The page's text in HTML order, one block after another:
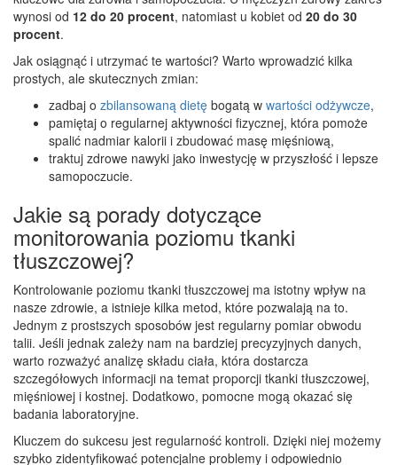
wynosi od 12 do 20 procent, natomiast u kobiet od 20 do 30
procent.
Jak osiągnąć i utrzymać te wartości? Warto wprowadzić kilka
prostych, ale skutecznych zmian:
zadbaj o zbilansowaną dietę bogatą w wartości odżywcze,
pamiętaj o regularnej aktywności fizycznej, która pomoże
spalić nadmiar kalorii i zbudować masę mięśniową,
traktuj zdrowe nawyki jako inwestycję w przyszłość i lepsze
samopoczucie.
Jakie są porady dotyczące
monitorowania poziomu tkanki
tłuszczowej?
Kontrolowanie poziomu tkanki tłuszczowej ma istotny wpływ na
nasze zdrowie, a istnieje kilka metod, które pozwalają na to.
Jednym z prostszych sposobów jest regularny pomiar obwodu
talii. Jeśli jednak zależy nam na bardziej precyzyjnych danych,
warto rozważyć analizę składu ciała, która dostarcza
szczegółowych informacji na temat proporcji tkanki tłuszczowej,
mięśniowej i kostnej. Dodatkowo, pomocne mogą okazać się
badania laboratoryjne.
Kluczem do sukcesu jest regularność kontroli. Dzięki niej możemy
szybko zidentyfikować potencjalne problemy i odpowiednio